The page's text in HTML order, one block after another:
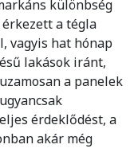
különbség
a tégla
vagyis hat hónap
lakások iránt,
a panelek
érdeklődést, a
akár még